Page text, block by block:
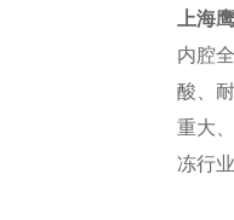
上海
内腔
酸、
重大
冻行